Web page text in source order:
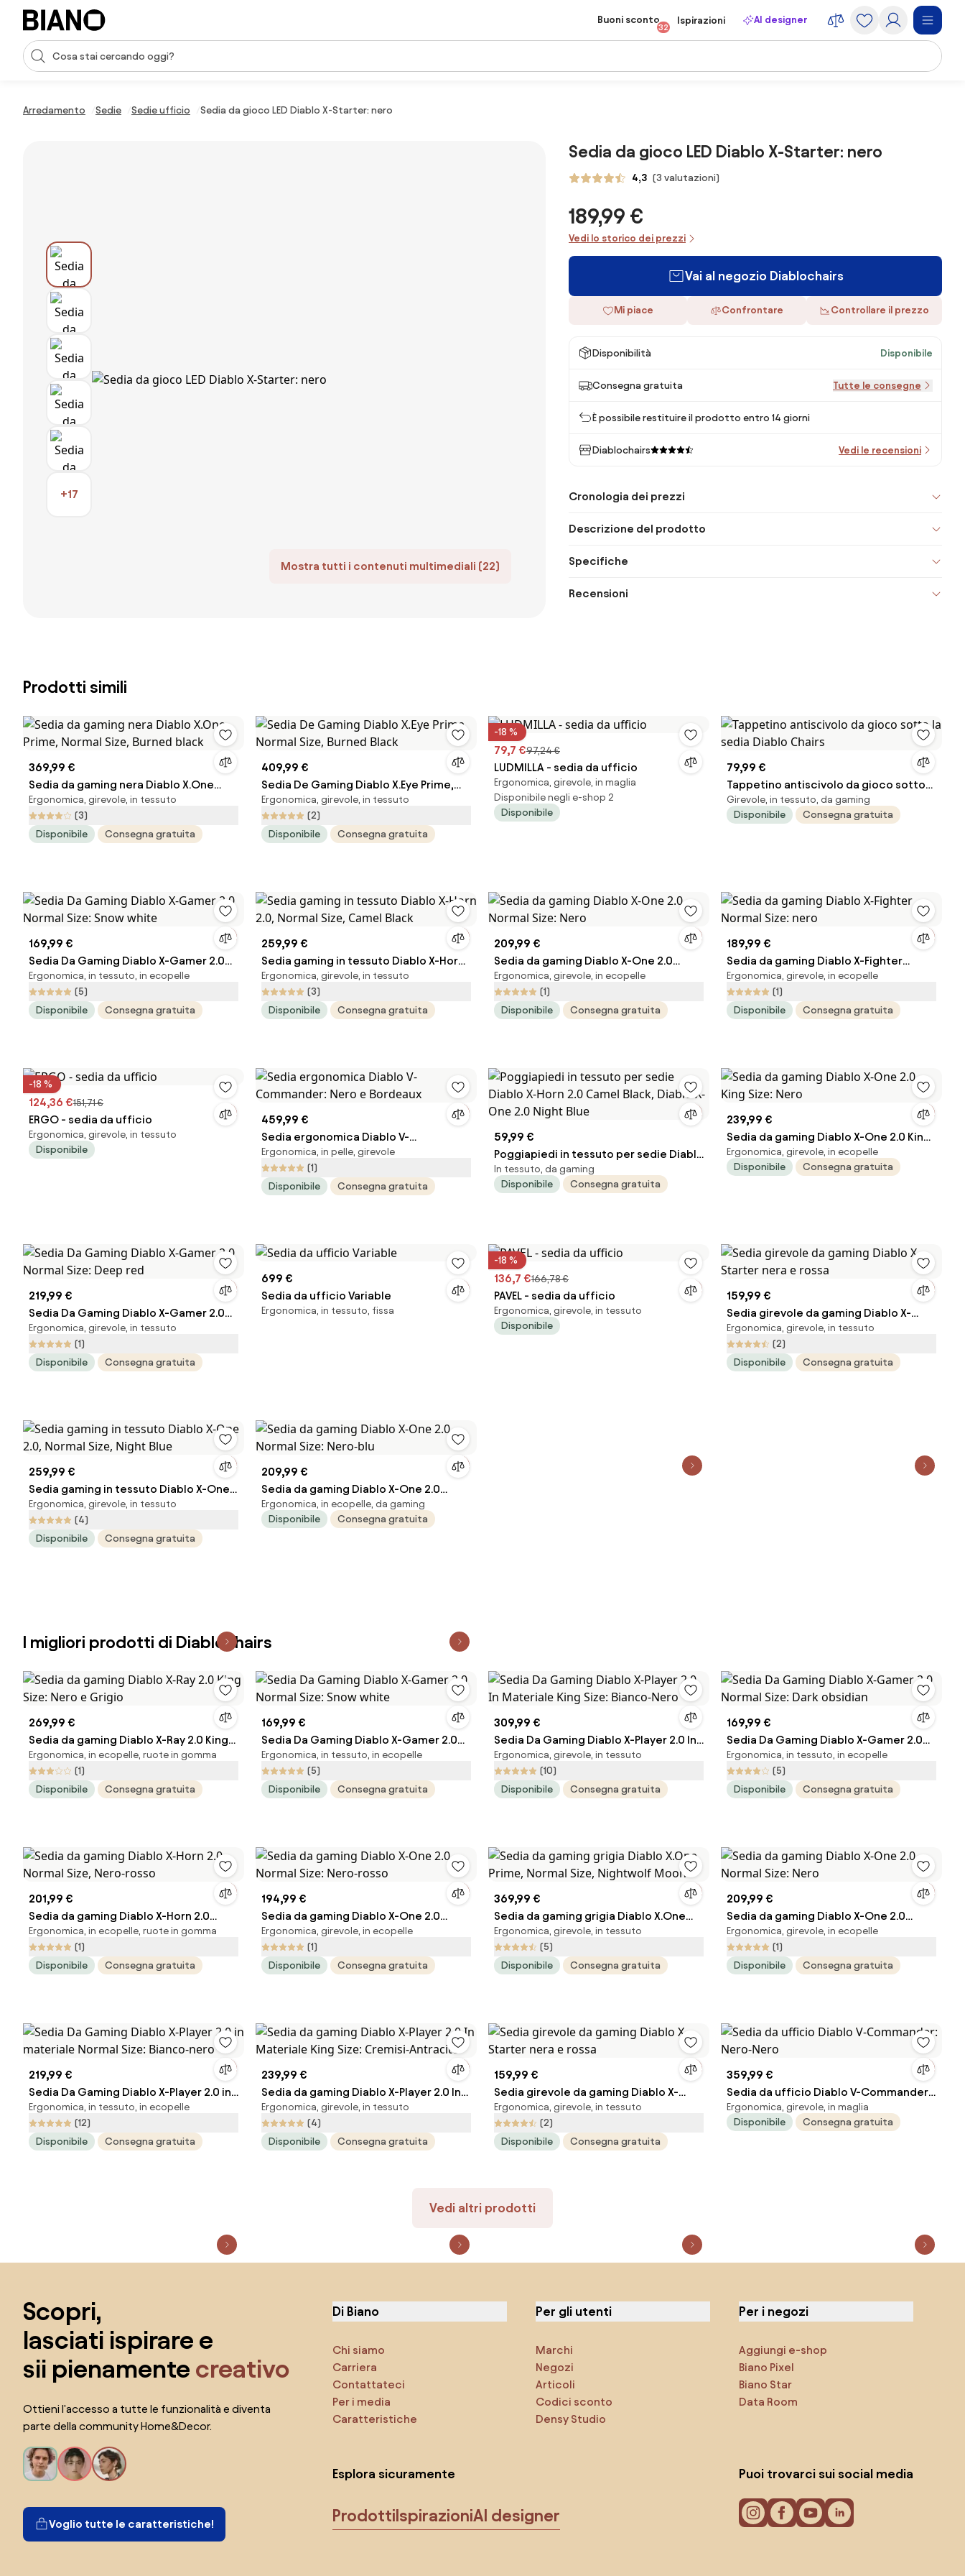
Salta la navigazione, vai al contenuto
Input della ricerca
Buoni sconto
32
Ispirazioni AI designer
Arredamento Sedie Sedie ufficio Sedia da gioco LED Diablo X-Starter: nero
+17
Mostra tutti i contenuti multimediali (22)
Sedia da gioco LED Diablo X-Starter: nero
4,3 (3 valutazioni)
189,99 €
Vedi lo storico dei prezzi
Vai al negozio Diablochairs
Mi piace Confrontare Controllare il prezzo
Disponibilità Disponibile
Consegna gratuita Tutte le consegne
È possibile restituire il prodotto entro 14 giorni
Diablochairs Vedi le recensioni
Cronologia dei prezzi
Descrizione del prodotto
Specifiche
Recensioni
Prodotti simili
369,99 €
Sedia da gaming nera Diablo X.One
Prime, Normal Size, Burned black
Ergonomica, girevole, in tessuto
(3)
Disponibile
Consegna gratuita
409,99 €
Sedia De Gaming Diablo X.Eye Prime,
Normal Size, Burned Black
Ergonomica, girevole, in tessuto
(2)
Disponibile
Consegna gratuita
-18 %
79,7 €97,24 €
LUDMILLA - sedia da ufficio
Ergonomica, girevole, in maglia
Disponibile negli e-shop 2
Disponibile
79,99 €
Tappetino antiscivolo da gioco sotto
la sedia Diablo Chairs
Girevole, in tessuto, da gaming
Disponibile
Consegna gratuita
169,99 €
Sedia Da Gaming Diablo X-Gamer 2.0
Normal Size: Snow white
Ergonomica, in tessuto, in ecopelle
(5)
Disponibile
Consegna gratuita
259,99 €
Sedia gaming in tessuto Diablo X-Horn
2.0, Normal Size, Camel Black
Ergonomica, girevole, in tessuto
(3)
Disponibile
Consegna gratuita
209,99 €
Sedia da gaming Diablo X-One 2.0
Normal Size: Nero
Ergonomica, girevole, in ecopelle
(1)
Disponibile
Consegna gratuita
189,99 €
Sedia da gaming Diablo X-Fighter
Normal Size: nero
Ergonomica, girevole, in ecopelle
(1)
Disponibile
Consegna gratuita
-18 %
124,36 €151,71 €
ERGO - sedia da ufficio
Ergonomica, girevole, in tessuto
Disponibile
459,99 €
Sedia ergonomica Diablo V-
Commander: Nero e Bordeaux
Ergonomica, in pelle, girevole
(1)
Disponibile
Consegna gratuita
59,99 €
Poggiapiedi in tessuto per sedie Diablo
X-Horn 2.0 Camel Black, Diablo X-One
2.0 Night Blue
In tessuto, da gaming
Disponibile
Consegna gratuita
239,99 €
Sedia da gaming Diablo X-One 2.0 King
Size: Nero
Ergonomica, girevole, in ecopelle
Disponibile
Consegna gratuita
219,99 €
Sedia Da Gaming Diablo X-Gamer 2.0
Normal Size: Deep red
Ergonomica, girevole, in tessuto
(1)
Disponibile
Consegna gratuita
699 €
Sedia da ufficio Variable
Ergonomica, in tessuto, fissa
-18 %
136,7 €166,78 €
PAVEL - sedia da ufficio
Ergonomica, girevole, in tessuto
Disponibile
159,99 €
Sedia girevole da gaming Diablo X-
Starter nera e rossa
Ergonomica, girevole, in tessuto
(2)
Disponibile
Consegna gratuita
259,99 €
Sedia gaming in tessuto Diablo X-One
2.0, Normal Size, Night Blue
Ergonomica, girevole, in tessuto
(4)
Disponibile
Consegna gratuita
209,99 €
Sedia da gaming Diablo X-One 2.0
Normal Size: Nero-blu
Ergonomica, in ecopelle, da gaming
Disponibile
Consegna gratuita
I migliori prodotti di Diablochairs
269,99 €
Sedia da gaming Diablo X-Ray 2.0 King
Size: Nero e Grigio
Ergonomica, in ecopelle, ruote in gomma
(1)
Disponibile
Consegna gratuita
169,99 €
Sedia Da Gaming Diablo X-Gamer 2.0
Normal Size: Snow white
Ergonomica, in tessuto, in ecopelle
(5)
Disponibile
Consegna gratuita
309,99 €
Sedia Da Gaming Diablo X-Player 2.0 In
Materiale King Size: Bianco-Nero
Ergonomica, girevole, in tessuto
(10)
Disponibile
Consegna gratuita
169,99 €
Sedia Da Gaming Diablo X-Gamer 2.0
Normal Size: Dark obsidian
Ergonomica, in tessuto, in ecopelle
(5)
Disponibile
Consegna gratuita
201,99 €
Sedia da gaming Diablo X-Horn 2.0
Normal Size, Nero-rosso
Ergonomica, in ecopelle, ruote in gomma
(1)
Disponibile
Consegna gratuita
194,99 €
Sedia da gaming Diablo X-One 2.0
Normal Size: Nero-rosso
Ergonomica, girevole, in ecopelle
(1)
Disponibile
Consegna gratuita
369,99 €
Sedia da gaming grigia Diablo X.One
Prime, Normal Size, Nightwolf Moon
Ergonomica, girevole, in tessuto
(5)
Disponibile
Consegna gratuita
209,99 €
Sedia da gaming Diablo X-One 2.0
Normal Size: Nero
Ergonomica, girevole, in ecopelle
(1)
Disponibile
Consegna gratuita
219,99 €
Sedia Da Gaming Diablo X-Player 2.0 in
materiale Normal Size: Bianco-nero
Ergonomica, in tessuto, in ecopelle
(12)
Disponibile
Consegna gratuita
239,99 €
Sedia da gaming Diablo X-Player 2.0 In
Materiale King Size: Cremisi-Antracite
Ergonomica, girevole, in tessuto
(4)
Disponibile
Consegna gratuita
159,99 €
Sedia girevole da gaming Diablo X-
Starter nera e rossa
Ergonomica, girevole, in tessuto
(2)
Disponibile
Consegna gratuita
359,99 €
Sedia da ufficio Diablo V-Commander:
Nero-Nero
Ergonomica, girevole, in maglia
Disponibile
Consegna gratuita
Vedi altri prodotti
Scopri,
lasciati ispirare e
sii pienamente creativo
Ottieni l'accesso a tutte le funzionalità e diventa
parte della community Home&Decor.
Voglio tutte le caratteristiche!
Di Biano
Chi siamo
Carriera
Contattateci
Per i media
Caratteristiche
Per gli utenti
Marchi
Negozi
Articoli
Codici sconto
Densy Studio
Per i negozi
Aggiungi e-shop
Biano Pixel
Biano Star
Data Room
Esplora sicuramente
ProdottiIspirazioniAI designer
Puoi trovarci sui social media